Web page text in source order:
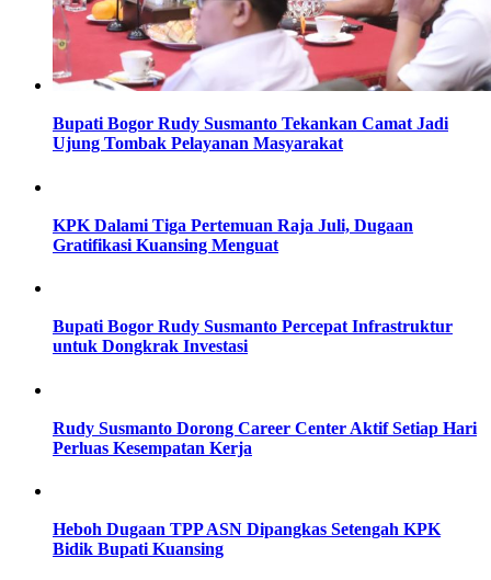
Bupati Bogor Rudy Susmanto Tekankan Camat Jadi
Ujung Tombak Pelayanan Masyarakat
KPK Dalami Tiga Pertemuan Raja Juli, Dugaan
Gratifikasi Kuansing Menguat
Bupati Bogor Rudy Susmanto Percepat Infrastruktur
untuk Dongkrak Investasi
Rudy Susmanto Dorong Career Center Aktif Setiap Hari
Perluas Kesempatan Kerja
Heboh Dugaan TPP ASN Dipangkas Setengah KPK
Bidik Bupati Kuansing